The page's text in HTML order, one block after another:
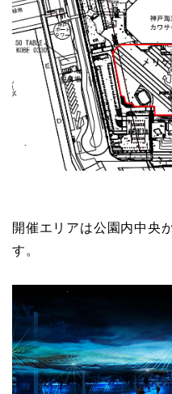
開催エリアは公園内中央
す。